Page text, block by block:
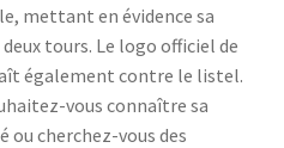
mettant en évidence sa
tours. Le logo officiel de
également contre le listel.
vous connaître sa
ou cherchez-vous des